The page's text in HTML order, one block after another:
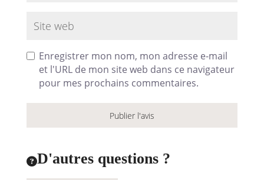
Enregistrer mon nom, mon adresse e-mail
et l'URL de mon site web dans ce navigateur
pour mes prochains commentaires.
D'autres questions ?